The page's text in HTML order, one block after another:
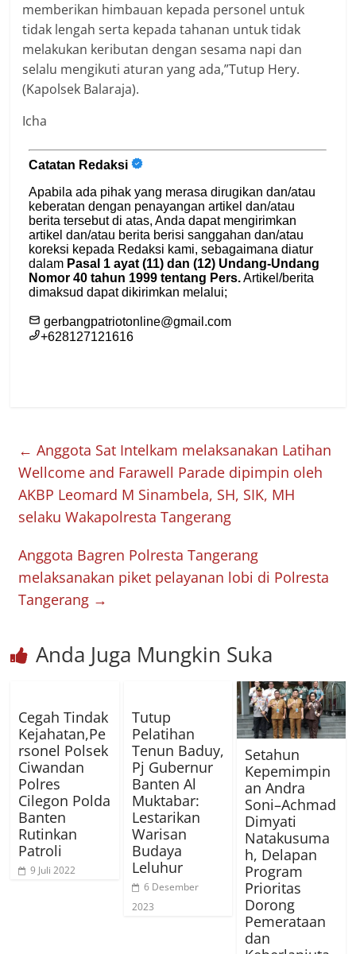
memberikan himbauan kepada personel untuk
tidak lengah serta kepada tahanan untuk tidak
melakukan keributan dengan sesama napi dan
selalu mengikuti aturan yang ada,”Tutup Hery.
(Kapolsek Balaraja).
Icha
← Anggota Sat Intelkam melaksanakan Latihan
Wellcome and Farawell Parade dipimpin oleh
AKBP Leomard M Sinambela, SH, SIK, MH
selaku Wakapolresta Tangerang
Anggota Bagren Polresta Tangerang
melaksanakan piket pelayanan lobi di Polresta
Tangerang →
Anda Juga Mungkin Suka
Cegah Tindak
Kejahatan,Pe
rsonel Polsek
Ciwandan
Polres
Cilegon Polda
Banten
Rutinkan
Patroli
9 Juli 2022
Tutup
Pelatihan
Tenun Baduy,
Pj Gubernur
Banten Al
Muktabar:
Lestarikan
Warisan
Budaya
Leluhur
6 Desember
2023
Setahun
Kepemimpin
an Andra
Soni–Achmad
Dimyati
Natakusuma
h, Delapan
Program
Prioritas
Dorong
Pemerataan
dan